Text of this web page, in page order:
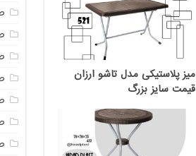
میز پلاستیکی مدل تاشو ارزان
قیمت سایز بزرگ